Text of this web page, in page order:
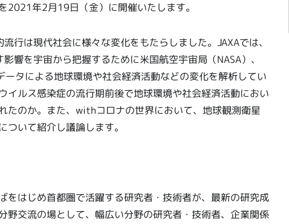
2021年2月19日（金）に開催いたします。
行は現代社会に様々な変化をもたらしました。JAXAでは、
響を宇宙から把握するために米国航空宇宙局（NASA）、
タによる地球環境や社会経済活動などの変化を解析してい
イルス感染症の流行期前後で地球環境や社会経済活動におい
たのか。また、withコロナの世界において、地球観測衛星
いて紹介し議論します。
をはじめ首都圏で活躍する研究者・技術者が、最新の研究成
野交流の場として、幅広い分野の研究者・技術者、企業関係